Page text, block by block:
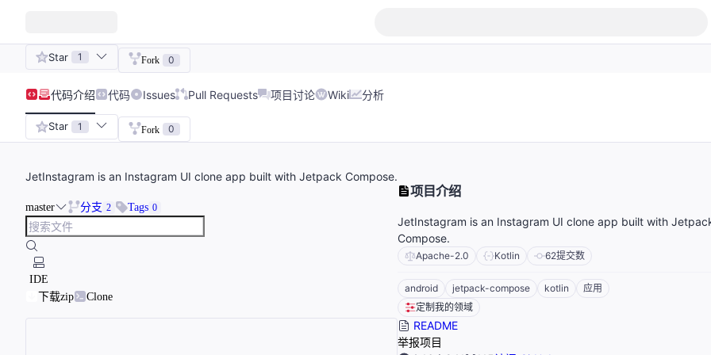
Star 1 Fork 0
代码介绍 代码 Issues Pull Requests 项目讨论 Wiki 分析
Star 1 Fork 0
JetInstagram is an Instagram UI clone app built with Jetpack Compose.
master 分支 2 Tags 0
IDE
下载zip
Clone
项目介绍
JetInstagram is an Instagram UI clone app built with
Compose.
Apache-2.0 Kotlin 62提交数
android jetpack-compose kotlin
应用
定制我的领域
README
举报项目